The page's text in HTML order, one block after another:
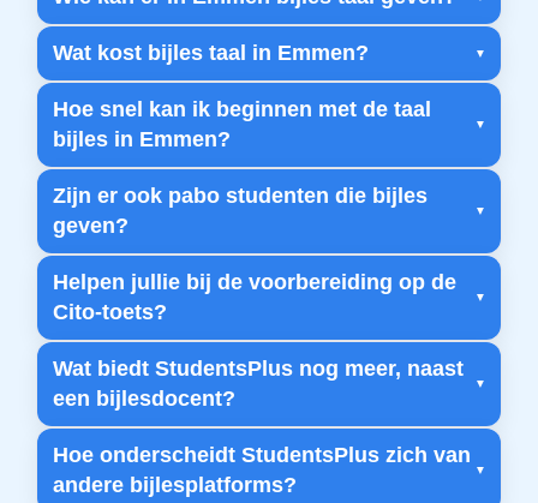
Wat kost bijles taal in Emmen?
Hoe snel kan ik beginnen met de taal
bijles in Emmen?
Zijn er ook pabo studenten die bijles
geven?
Helpen jullie bij de voorbereiding op de
Cito-toets?
Wat biedt StudentsPlus nog meer, naast
een bijlesdocent?
Hoe onderscheidt StudentsPlus zich van
andere bijlesplatforms?